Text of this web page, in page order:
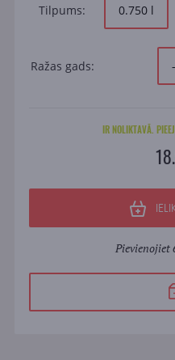
Tilpums: 0.750 l
Ražas gads:
IR NOLIKTAVĀ.
Pievienojiet